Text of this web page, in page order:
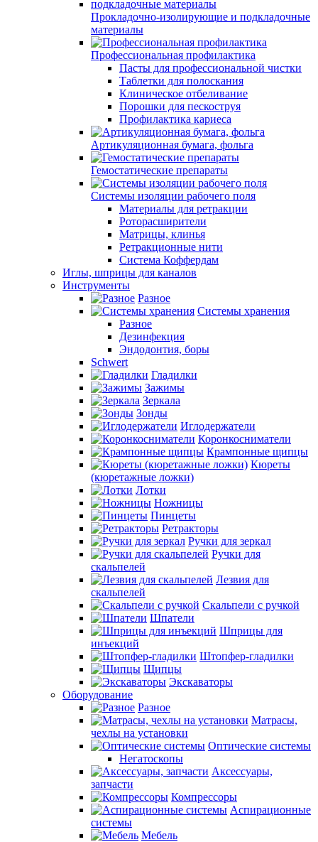
Прокладочно-изолирующие и подкладочные
материалы
Профессиональная профилактика
Пасты для профессиональной чистки
Таблетки для полоскания
Клиническое отбеливание
Порошки для пескоструя
Профилактика кариеса
Артикуляционная бумага, фольга
Гемостатические препараты
Системы изоляции рабочего поля
Материалы для ретракции
Роторасширители
Матрицы, клинья
Ретракционные нити
Система Коффердам
Иглы, шприцы для каналов
Инструменты
Разное
Системы хранения
Разное
Дезинфекция
Эндодонтия, боры
Schwert
Гладилки
Зажимы
Зеркала
Зонды
Иглодержатели
Коронкосниматели
Крампонные щипцы
Кюреты
(кюретажные ложки)
Лотки
Ножницы
Пинцеты
Ретракторы
Ручки для зеркал
Ручки для
скальпелей
Лезвия для
скальпелей
Скальпели с ручкой
Шпатели
Шприцы для
инъекций
Штопфер-гладилки
Щипцы
Экскаваторы
Оборудование
Разное
Матрасы,
чехлы на установки
Оптические системы
Негатоскопы
Аксессуары,
запчасти
Компрессоры
Аспирационные
системы
Мебель